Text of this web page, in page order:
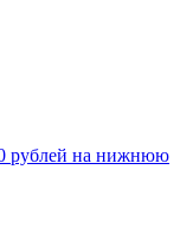
рублей на нижнюю